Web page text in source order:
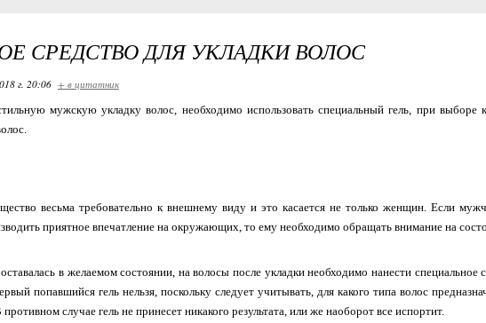
СРЕДСТВО ДЛЯ УКЛАДКИ ВОЛОС
г. 20:06 + в цитатник
мужскую укладку волос, необходимо использовать специальный гель, при выборе
весьма требовательно к внешнему виду и это касается не только женщин. Если
приятное впечатление на окружающих, то ему необходимо обращать внимание на
в желаемом состоянии, на волосы после укладки необходимо нанести специальное
попавшийся гель нельзя, поскольку следует учитывать, для какого типа волос
случае гель не принесет никакого результата, или же наоборот все испортит.